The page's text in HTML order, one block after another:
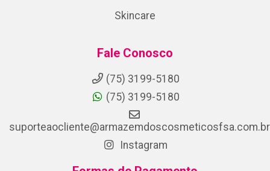
Skincare
Fale Conosco
(75) 3199-5180
(75) 3199-5180
suporteaocliente@armazemdoscosmeticosfsa.com.br
Instagram